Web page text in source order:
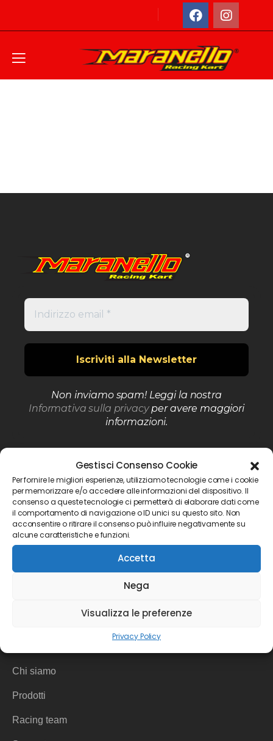
Gestisci Consenso Cookie
Per fornire le migliori esperienze, utilizziamo tecnologie come i cookie
per memorizzare e/o accedere alle informazioni del dispositivo. Il
consenso a queste tecnologie ci permetterà di elaborare dati come
il comportamento di navigazione o ID unici su questo sito. Non
acconsentire o ritirare il consenso può influire negativamente su
alcune caratteristiche e funzioni.
Accetta
Nega
Visualizza le preferenze
Privacy Policy
Non inviamo spam! Leggi la nostra
Informativa sulla privacyper avere maggiori
informazioni.
Orari:
LUN-VEN
8:30 - 12:00
14:00 - 17:30
Chi siamo
Prodotti
Racing team